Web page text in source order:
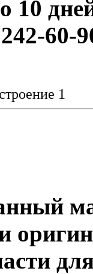
10
60-
1